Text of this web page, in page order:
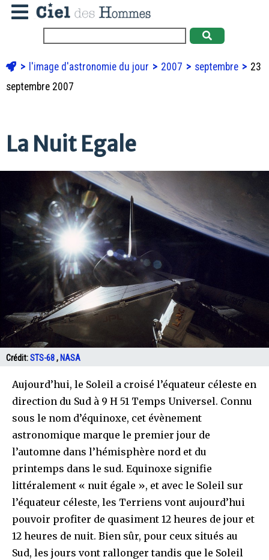
l'image d'astronomie du jour 2007 septembre
23
septembre 2007
La Nuit Egale
Crédit:STS-68,NASA
Aujourd’hui, le Soleil a croisé l’équateur céleste en
direction du Sud à 9 H 51 Temps Universel. Connu
sous le nom d’équinoxe, cet évènement
astronomique marque le premier jour de
l’automne dans l’hémisphère nord et du
printemps dans le sud. Equinoxe signifie
littéralement « nuit égale », et avec le Soleil sur
l’équateur céleste, les Terriens vont aujourd’hui
pouvoir profiter de quasiment 12 heures de jour et
12 heures de nuit. Bien sûr, pour ceux situés au
Sud, les jours vont rallonger tandis que le Soleil